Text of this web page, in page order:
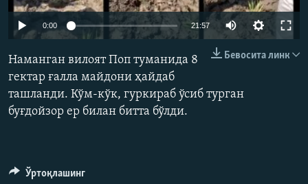
Auto 240p 360p
0:00 21:57
480p
Бевосита линк
Наманган вилоят Поп туманида 8
гектар ғалла майдони ҳайдаб
ташланди. Кўм-кўк, гуркираб ўсиб турган
буғдойзор ер билан битта бўлди.
Ўртоқлашинг